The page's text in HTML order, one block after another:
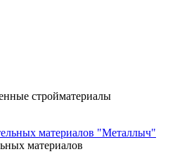
стройматериалы
материалов